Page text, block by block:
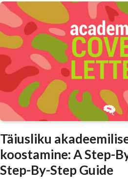
Täiusliku
koostamine: A Step-
Step-By-Step Guide